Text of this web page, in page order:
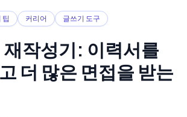
팁 커리어 글쓰기 도구
재작성기: 이력서를
더 많은 면접을 받는